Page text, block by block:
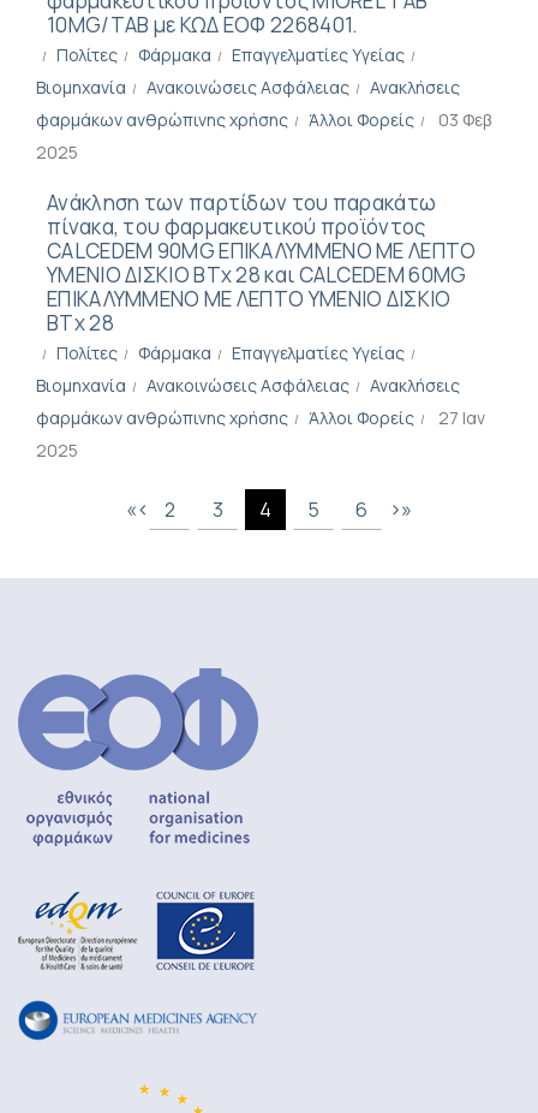
10MG/TAB με ΚΩΔ ΕΟΦ 2268401.
Πολίτες Φάρμακα
Επαγγελματίες Υγείας
Βιομηχανία
Ανακοινώσεις Ασφάλειας
Ανακλήσεις
φαρμάκων ανθρώπινης χρήσης
Άλλοι Φορείς
03 Φεβ
2025
Ανάκληση των παρτίδων του παρακάτω
πίνακα, του φαρμακευτικού προϊόντος
CALCEDEM 90MG ΕΠΙΚΑΛΥΜΜΕΝΟ ΜΕ ΛΕΠΤΟ
ΥΜΕΝΙΟ ΔΙΣΚΙΟ ΒΤx 28 και CALCEDEM 60MG
ΕΠΙΚΑΛΥΜΜΕΝΟ ΜΕ ΛΕΠΤΟ ΥΜΕΝΙΟ ΔΙΣΚΙΟ
ΒΤx 28
Πολίτες Φάρμακα
Επαγγελματίες Υγείας
Βιομηχανία
Ανακοινώσεις Ασφάλειας
Ανακλήσεις
φαρμάκων ανθρώπινης χρήσης
Άλλοι Φορείς
27 Ιαν
2025
«‹ 2 3 4 5 6 ›»